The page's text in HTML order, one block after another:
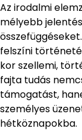
Az irodalmi
mélyebb
felszíni
kor szellemi,
fajta tudás
támogatást,
személyes
hétköznapokba.